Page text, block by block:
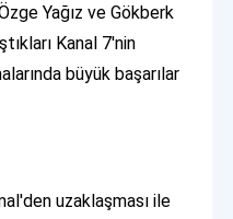
Yağız ve Gökberk
Kanal 7'nin
büyük başarılar
uzaklaşması ile